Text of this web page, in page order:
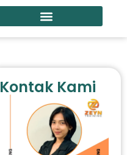
Kontak Kami